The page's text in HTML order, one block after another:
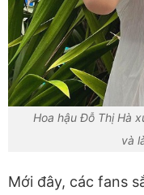
Hoa hậu Đỗ Thị Hà
và
Mới đây, các fans